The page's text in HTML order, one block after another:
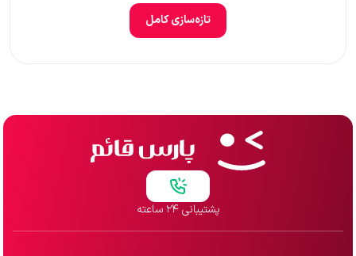
تازه‌سازی کامل
پشتیبانی ۲۴ ساعته